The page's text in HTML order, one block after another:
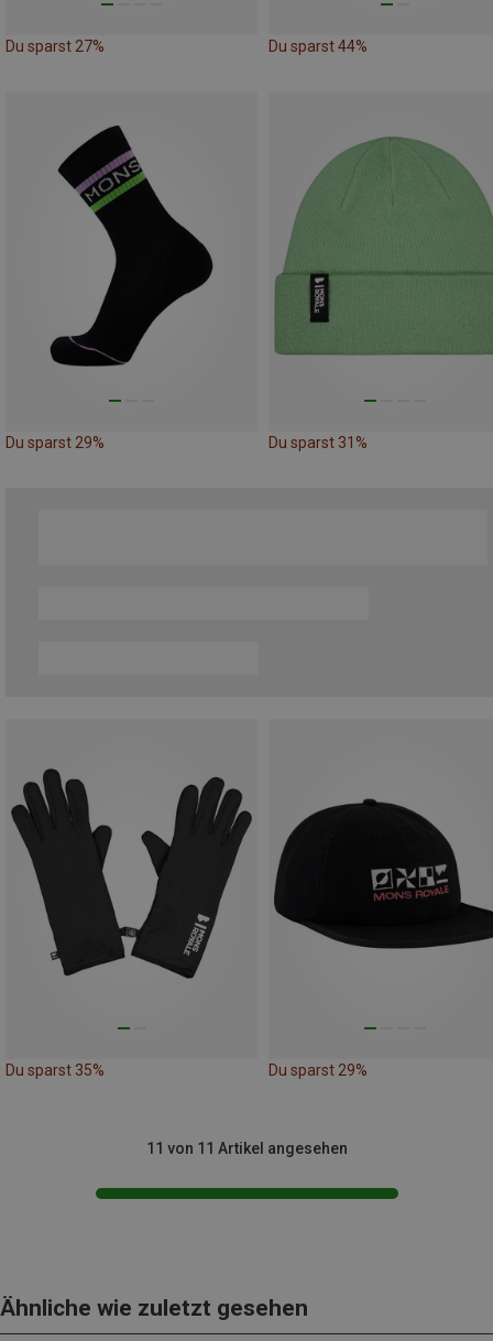
Du sparst 27% Du sparst 44%
Du sparst 29% Du sparst 31%
Du sparst 35% Du sparst 29%
11 von 11 Artikel angesehen
Ähnliche wie zuletzt gesehen